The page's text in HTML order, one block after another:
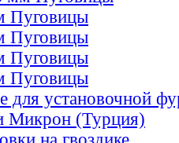
Пуговицы
Пуговицы
Пуговицы
Пуговицы
для установочной
Микрон (Турция)